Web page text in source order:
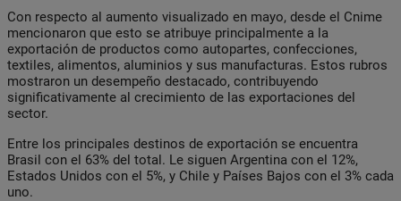
Con respecto al aumento visualizado en mayo, desde el Cnime
mencionaron que esto se atribuye principalmente a la
exportación de productos como autopartes, confecciones,
textiles, alimentos, aluminios y sus manufacturas. Estos rubros
mostraron un desempeño destacado, contribuyendo
significativamente al crecimiento de las exportaciones del
sector.
Entre los principales destinos de exportación se encuentra
Brasil con el 63% del total. Le siguen Argentina con el 12%,
Estados Unidos con el 5%, y Chile y Países Bajos con el 3% cada
uno.